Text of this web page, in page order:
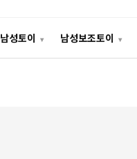
남성토이 남성보조토이